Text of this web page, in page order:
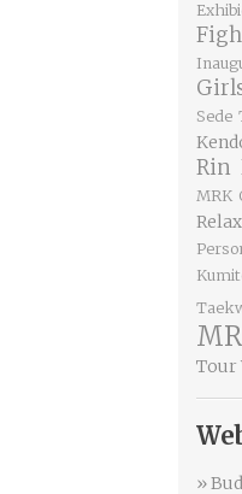
Sede
Rin
MRK
Relax
Tour
»